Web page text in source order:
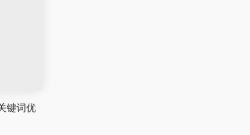
键词优